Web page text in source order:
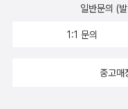
일반문의 (
1:1 문의
중고매